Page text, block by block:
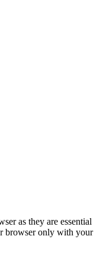
as they are essential
browser only with your